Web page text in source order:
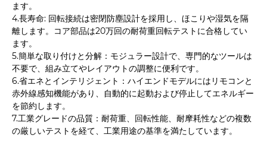
ます。
4.長寿命: 回転接続は密閉防塵設計を採用し、ほこりや湿気を隔
離します。コア部品は20万回の耐荷重回転テストに合格してい
ます。
5.簡単な取り付けと分解：モジュラー設計で、専門的なツールは
不要で、組み立てやレイアウトの調整に便利です。
6.省エネとインテリジェント：ハイエンドモデルにはリモコンと
赤外線感知機能があり、自動的に起動および停止してエネルギー
を節約します。
7.工業グレードの品質：耐荷重、回転性能、耐摩耗性などの複数
の厳しいテストを経て、工業用途の基準を満たしています。